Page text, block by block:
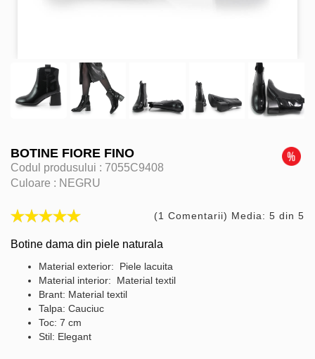
BOTINE FIORE FINO
Codul produsului : 7055C9408
Culoare : NEGRU
(1 Comentarii) Media: 5 din 5
Botine dama din piele naturala
Material exterior: Piele lacuita
Material interior: Material textil
Brant: Material textil
Talpa: Cauciuc
Toc: 7 cm
Stil: Elegant